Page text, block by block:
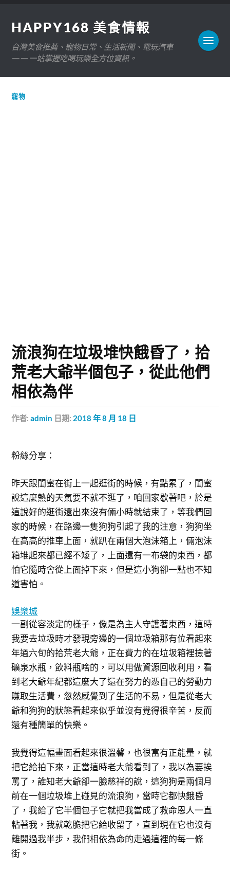
HAPPY168 美食情報
台灣美食推薦、寵物日常、生活新聞、電玩汽車
——一站掌握吃喝玩樂全方位資訊。
寵物
流浪狗在垃圾堆快餓昏了，拾
荒老大爺半個包子，從此他們
相依為伴
作者:admin 日期: 2018 年 8 月 18 日
粉絲分享：
昨天跟閨蜜在街上一起逛街的時候，有點累了，閨蜜
說這麼熱的天氣要不就不逛了，咱回家歇著吧，於是
這說好的逛街還出來沒有倆小時就結束了，等我們回
家的時候，在路邊一隻狗狗引起了我的注意，狗狗坐
在高高的推車上面，就趴在兩個大泡沫箱上，倆泡沫
箱堆起來都已經不矮了，上面還有一布袋的東西，都
怕它隨時會從上面掉下來，但是這小狗卻一點也不知
道害怕。
娛樂城
一副從容淡定的樣子，像是為主人守護著東西，這時
我要去垃圾時才發現旁邊的一個垃圾箱那有位看起來
年過六旬的拾荒老大爺，正在費力的在垃圾箱裡撿著
礦泉水瓶，飲料瓶啥的，可以用做資源回收利用，看
到老大爺年紀都這麼大了還在努力的憑自己的勞動力
賺取生活費，忽然感覺到了生活的不易，但是從老大
爺和狗狗的狀態看起來似乎並沒有覺得很辛苦，反而
還有種簡單的快樂。
我覺得這幅畫面看起來很溫馨，也很富有正能量，就
把它給拍下來，正當這時老大爺看到了，我以為要挨
罵了，誰知老大爺卻一臉慈祥的說，這狗狗是兩個月
前在一個垃圾堆上碰見的流浪狗，當時它都快餓昏
了，我給了它半個包子它就把我當成了救命恩人一直
粘著我，我就乾脆把它給收留了，直到現在它也沒有
離開過我半步，我們相依為命的走過這裡的每一條
街。